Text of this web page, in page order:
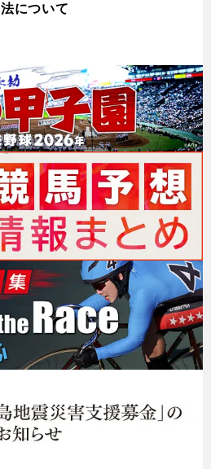
法について